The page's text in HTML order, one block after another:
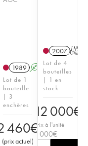
1989 A
Lot de 1
bouteille
| 3
enchères
460€
(prix actuel)
2007 T
Lot de 4
bouteilles
| 1 en
stock
12 000€
Prix à l'unité
3 000€